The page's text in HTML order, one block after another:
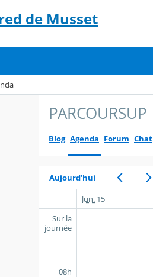
de Musset
PARCOURSUP
Blog Agenda Forum Chat
Aujourd’hui
lun. 15
Sur la
journée
08h